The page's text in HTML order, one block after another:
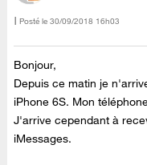
Posté le ‎30/09/2018 16h03
Bonjour,
Depuis ce matin je
iPhone 6S. Mon
J'arrive cependant à
iMessages.